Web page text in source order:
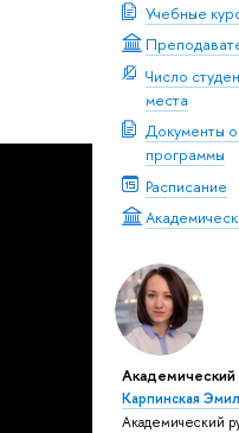
Учебные
Число
места
Документы
программы
Расписание
Академический
Карпинская
Академический